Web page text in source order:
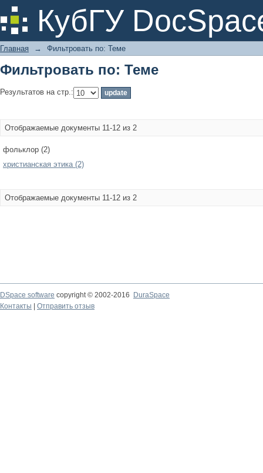
КубГУ
Фильтровать по: Теме
Главная → Фильтровать по: Теме
Фильтровать по: Теме
Результатов на стр.:
Отображаемые документы 11-12 из 2
фольклор (2)
христианская этика (2)
Отображаемые документы 11-12 из 2
DSpace software copyright © 2002-2016
DuraSpace
Контакты
Отправить отзыв